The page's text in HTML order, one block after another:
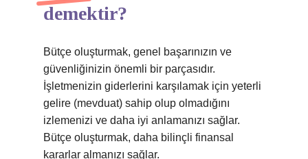
demektir?
Bütçe oluşturmak, genel başarınızın ve
güvenliğinizin önemli bir parçasıdır.
İşletmenizin giderlerini karşılamak için yeterli
gelire (mevduat) sahip olup olmadığını
izlemenizi ve daha iyi anlamanızı sağlar.
Bütçe oluşturmak, daha bilinçli finansal
kararlar almanızı sağlar.